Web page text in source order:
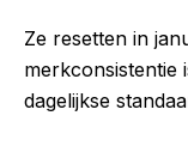
Ze resetten in
merkconsistentie
dagelijkse